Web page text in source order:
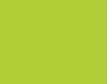
auswählen